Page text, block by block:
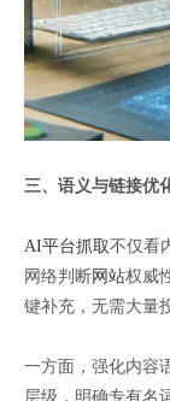
三、语义与链接优
AI平台抓取不仅看
网络判断网站权威
键补充，无需大量
一方面，强化内容
层级，明确专有名